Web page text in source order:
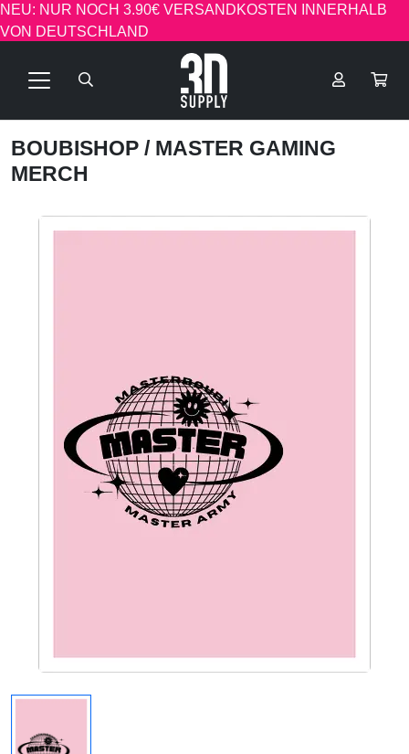
NEU: NUR NOCH 3.90€ VERSANDKOSTEN INNERHALB
VON DEUTSCHLAND
BOUBISHOP / MASTER GAMING
MERCH